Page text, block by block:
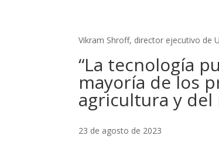
Vikram Shroff, director ejecutivo de
“La tecnología
mayoría de los
agricultura y del
23 de agosto de 2023